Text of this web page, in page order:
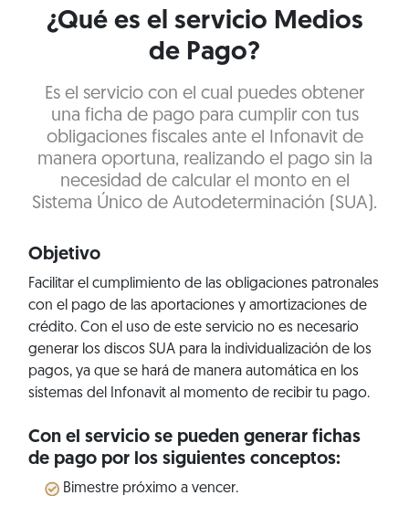
¿Qué es el servicio Medios
de Pago?
Es el servicio con el cual puedes obtener
una ficha de pago para cumplir con tus
obligaciones fiscales ante el Infonavit de
manera oportuna, realizando el pago sin la
necesidad de calcular el monto en el
Sistema Único de Autodeterminación (SUA).
Objetivo
Facilitar el cumplimiento de las obligaciones patronales
con el pago de las aportaciones y amortizaciones de
crédito. Con el uso de este servicio no es necesario
generar los discos SUA para la individualización de los
pagos, ya que se hará de manera automática en los
sistemas del Infonavit al momento de recibir tu pago.
Con el servicio se pueden generar fichas
de pago por los siguientes conceptos:
Bimestre próximo a vencer.